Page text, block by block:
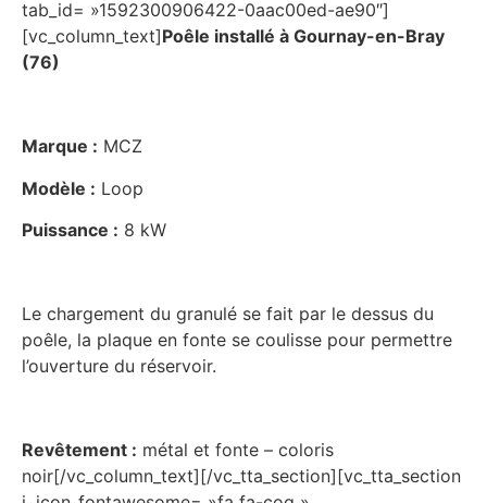
tab_id= »1592300906422-0aac00ed-ae90″]
[vc_column_text]Poêle installé à Gournay-en-Bray
(76)
Marque : MCZ
Modèle : Loop
Puissance : 8 kW
Le chargement du granulé se fait par le dessus du
poêle, la plaque en fonte se coulisse pour permettre
l’ouverture du réservoir.
Revêtement : métal et fonte – coloris
noir[/vc_column_text][/vc_tta_section][vc_tta_section